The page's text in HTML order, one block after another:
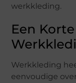
werkkleding.
Een
Werkkleding
eenvoudige